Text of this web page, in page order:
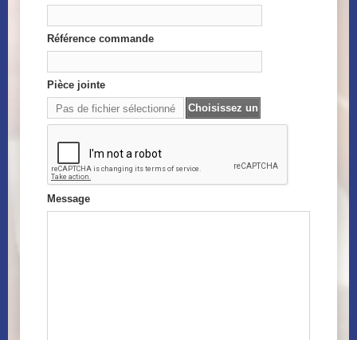
Référence commande
Pièce jointe
Pas de fichier sélectionné
Choisissez un
Message